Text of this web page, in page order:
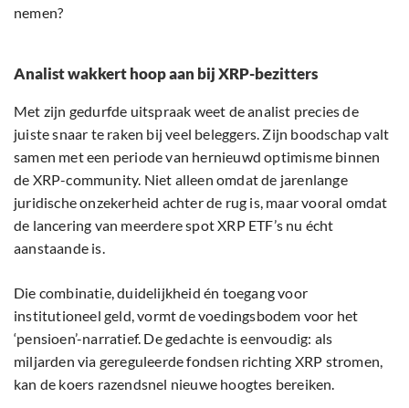
nemen?
Analist wakkert hoop aan bij XRP-bezitters
Met zijn gedurfde uitspraak weet de analist precies de
juiste snaar te raken bij veel beleggers. Zijn boodschap valt
samen met een periode van hernieuwd optimisme binnen
de XRP-community. Niet alleen omdat de jarenlange
juridische onzekerheid achter de rug is, maar vooral omdat
de lancering van meerdere spot XRP ETF’s nu écht
aanstaande is.
Die combinatie, duidelijkheid én toegang voor
institutioneel geld, vormt de voedingsbodem voor het
‘pensioen’-narratief. De gedachte is eenvoudig: als
miljarden via gereguleerde fondsen richting XRP stromen,
kan de koers razendsnel nieuwe hoogtes bereiken.